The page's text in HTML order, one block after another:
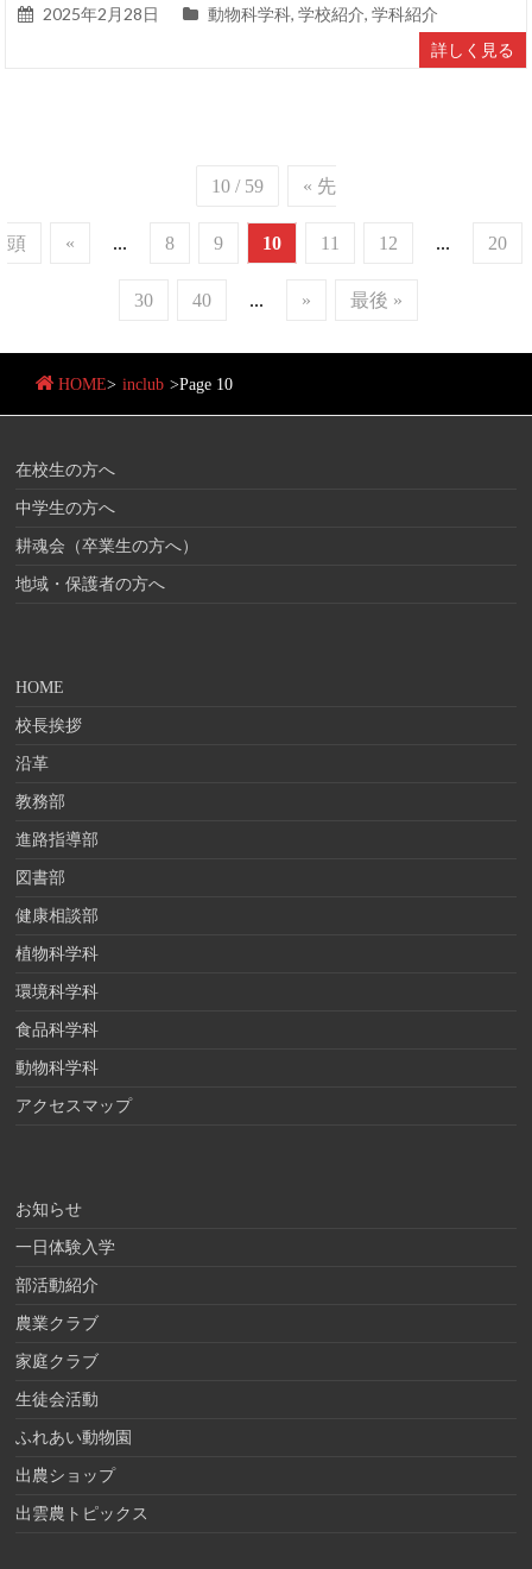
2025年2月28日 動物科学科,学校紹介,学科紹介
詳しく見る
10 / 59 « 先
頭 « ... 8 9 10 11 12 ... 20
30 40 ... » 最後 »
HOME> inclub >Page 10
在校生の方へ
中学生の方へ
耕魂会（卒業生の方へ）
地域・保護者の方へ
HOME
校長挨拶
沿革
教務部
進路指導部
図書部
健康相談部
植物科学科
環境科学科
食品科学科
動物科学科
アクセスマップ
お知らせ
一日体験入学
部活動紹介
農業クラブ
家庭クラブ
生徒会活動
ふれあい動物園
出農ショップ
出雲農トピックス